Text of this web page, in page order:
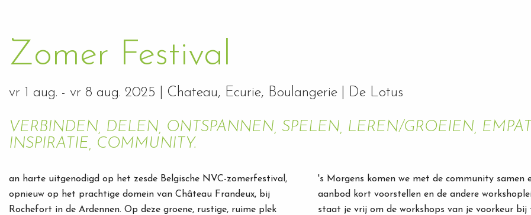
Zomer Festival
vr 1 aug. - vr 8 aug. 2025 | Chateau, Ecurie, Boulangerie | De Lotus
VERBINDEN, DELEN, ONTSPANNEN, SPELEN, LEREN/GROEIEN,
INSPIRATIE, COMMUNITY.
an harte uitgenodigd op het zesde Belgische NVC-zomerfestival,
opnieuw op het prachtige domein van Château Frandeux, bij
Rochefort in de Ardennen. Op deze groene, rustige, ruime plek
's Morgens komen we met de community samen
aanbod kort voorstellen en de andere
staat je vrij om de workshops van je voorkeur bij